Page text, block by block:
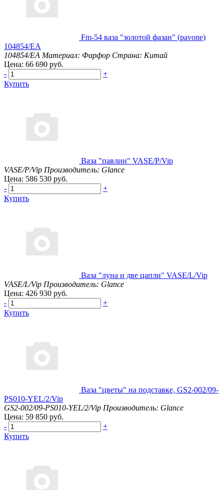
Fm-54 ваза "золотой фазан" (pavone)
104854/EA
104854/EA Материал: Фарфор Страна: Китай
Цена: 66 690 руб.
-
+
Купить
Ваза "павлин" VASE/P/Vip
VASE/P/Vip Производитель: Glance
Цена: 586 530 руб.
-
+
Купить
Ваза "луна и две цапли" VASE/L/Vip
VASE/L/Vip Производитель: Glance
Цена: 426 930 руб.
-
+
Купить
Ваза "цветы" на подставке, GS2-002/09-
PS010-YEL/2/Vip
GS2-002/09-PS010-YEL/2/Vip Производитель: Glance
Цена: 59 850 руб.
-
+
Купить